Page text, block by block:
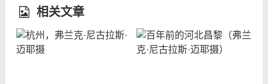
相关文章